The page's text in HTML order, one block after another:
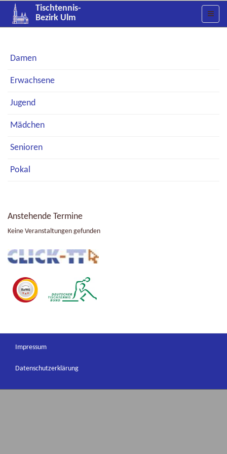
Tischtennis-
Bezirk Ulm
Damen
Erwachsene
Jugend
Mädchen
Senioren
Pokal
Anstehende Termine
Keine Veranstaltungen gefunden
Impressum
Datenschutzerklärung